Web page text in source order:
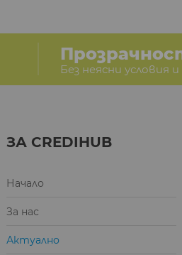
Без неясни условия
ЗА CREDIHUB
Начало
За нас
Актуално